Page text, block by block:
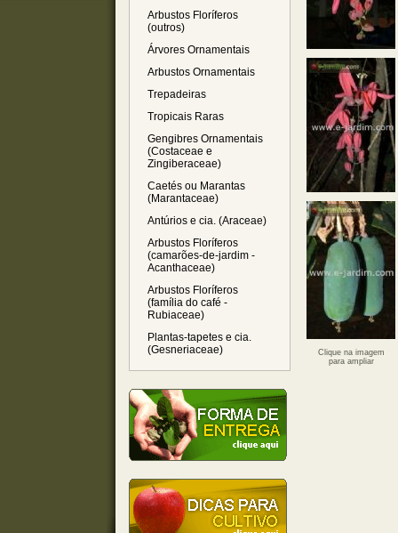
Arbustos Floríferos
(outros)
Árvores Ornamentais
Arbustos Ornamentais
Trepadeiras
Tropicais Raras
Gengibres Ornamentais
(Costaceae e
Zingiberaceae)
Caetés ou Marantas
(Marantaceae)
Antúrios e cia. (Araceae)
Arbustos Floríferos
(camarões-de-jardim -
Acanthaceae)
Arbustos Floríferos
(família do café -
Rubiaceae)
Plantas-tapetes e cia.
(Gesneriaceae)
Clique na imagem
para ampliar